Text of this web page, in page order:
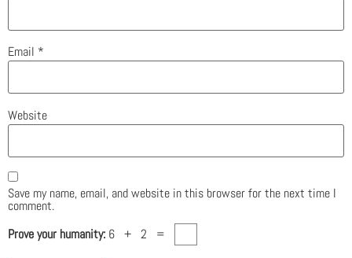
Email *
Website
Save my name, email, and website in this browser for the next time I
comment.
Prove your humanity: 6 + 2 =